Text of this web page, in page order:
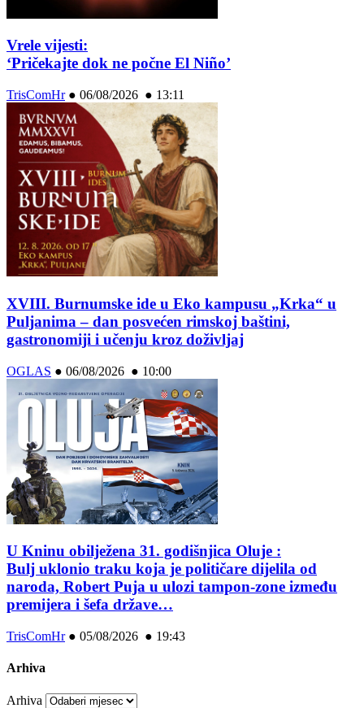
Vrele vijesti:
‘Pričekajte dok ne počne El Niño’
TrisComHr● 06/08/2026 ● 13:11
XVIII. Burnumske ide u Eko kampusu „Krka“ u
Puljanima – dan posvećen rimskoj baštini,
gastronomiji i učenju kroz doživljaj
OGLAS ● 06/08/2026 ● 10:00
U Kninu obilježena 31. godišnjica Oluje :
Bulj uklonio traku koja je političare dijelila od
naroda, Robert Puja u ulozi tampon-zone između
premijera i šefa države…
TrisComHr● 05/08/2026 ● 19:43
Arhiva
Arhiva